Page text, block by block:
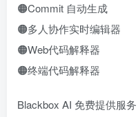
🟠Commit 自动生成
🟠多人协作实时编辑器
🟠Web代码解释器
🟠终端代码解释器
Blackbox AI 免费提供服